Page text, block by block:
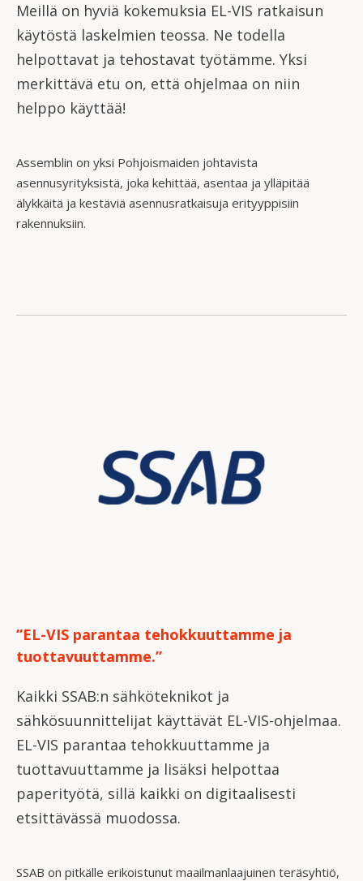
Meillä on hyviä kokemuksia EL-VIS ratkaisun
käytöstä laskelmien teossa. Ne todella
helpottavat ja tehostavat työtämme. Yksi
merkittävä etu on, että ohjelmaa on niin
helppo käyttää!
Assemblin on yksi Pohjoismaiden johtavista
asennusyrityksistä, joka kehittää, asentaa ja ylläpitää
älykkäitä ja kestäviä asennusratkaisuja erityyppisiin
rakennuksiin.
”EL-VIS parantaa tehokkuuttamme ja
tuottavuuttamme.”
Kaikki SSAB:n sähköteknikot ja
sähkösuunnittelijat käyttävät EL-VIS-ohjelmaa.
EL-VIS parantaa tehokkuuttamme ja
tuottavuuttamme ja lisäksi helpottaa
paperityötä, sillä kaikki on digitaalisesti
etsittävässä muodossa.
SSAB on pitkälle erikoistunut maailmanlaajuinen teräsyhtiö,